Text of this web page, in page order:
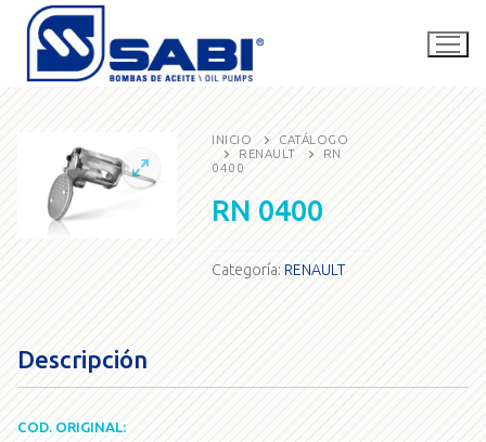
contenido
La empresa
Catálogo
Buscar
INICIO
CATÁLOGO
RENAULT
RN
0400
RN 0400
Categoría: RENAULT
Descripción
COD. ORIGINAL: